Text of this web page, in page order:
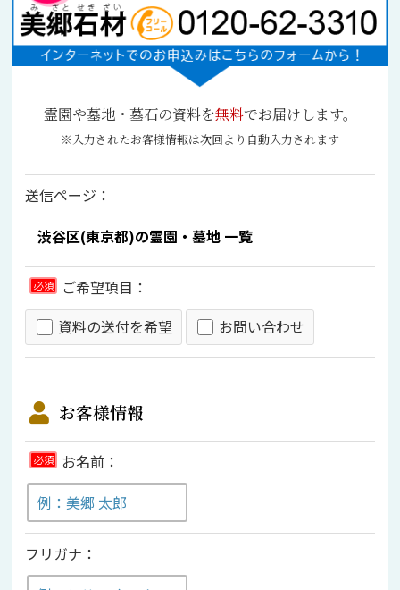
霊園や墓地・墓石の資料を無料でお届けします。
※入力されたお客様情報は次回より自動入力されます
送信ページ：
必須
ご希望項目：
資料の送付を希望
お問い合わせ
お客様情報
必須 お名前：
フリガナ：